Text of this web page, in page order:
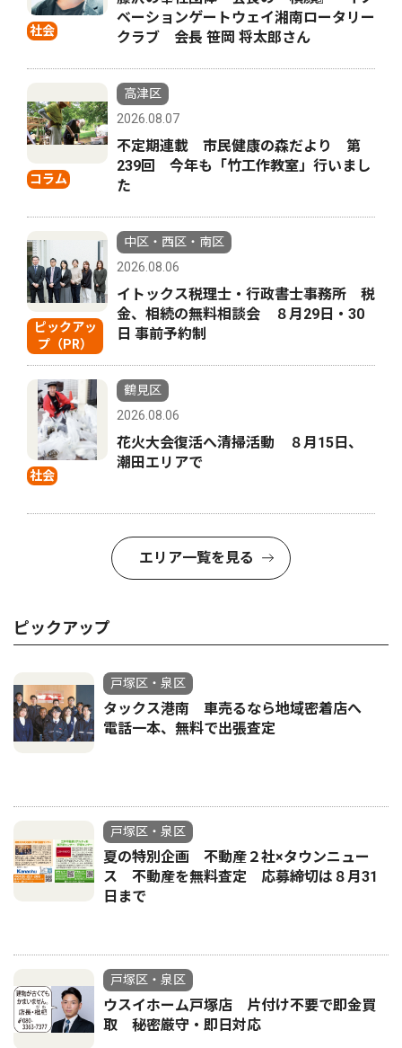
社会
ベーションゲートウェイ湘南ロータリー
クラブ 会長 笹岡 将太郎さん
コラム
高津区
2026.08.07
不定期連載 市民健康の森だより 第
239回 今年も「竹工作教室」行いまし
た
ピックアッ
プ（PR）
中区・西区・南区
2026.08.06
イトックス税理士・行政書士事務所 税
金、相続の無料相談会 ８月29日・30
日 事前予約制
社会
鶴見区
2026.08.06
花火大会復活へ清掃活動 ８月15日、
潮田エリアで
エリア一覧を見る
ピックアップ
戸塚区・泉区
タックス港南 車売るなら地域密着店へ
電話一本、無料で出張査定
戸塚区・泉区
夏の特別企画 不動産２社×タウンニュー
ス 不動産を無料査定 応募締切は８月31
日まで
戸塚区・泉区
ウスイホーム戸塚店 片付け不要で即金買
取 秘密厳守・即日対応